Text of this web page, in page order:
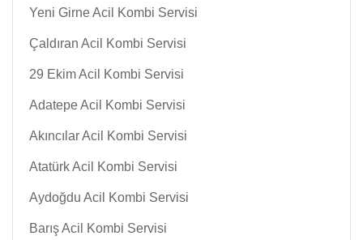
Yeni Girne Acil Kombi Servisi
Çaldıran Acil Kombi Servisi
29 Ekim Acil Kombi Servisi
Adatepe Acil Kombi Servisi
Akıncılar Acil Kombi Servisi
Atatürk Acil Kombi Servisi
Aydoğdu Acil Kombi Servisi
Barış Acil Kombi Servisi